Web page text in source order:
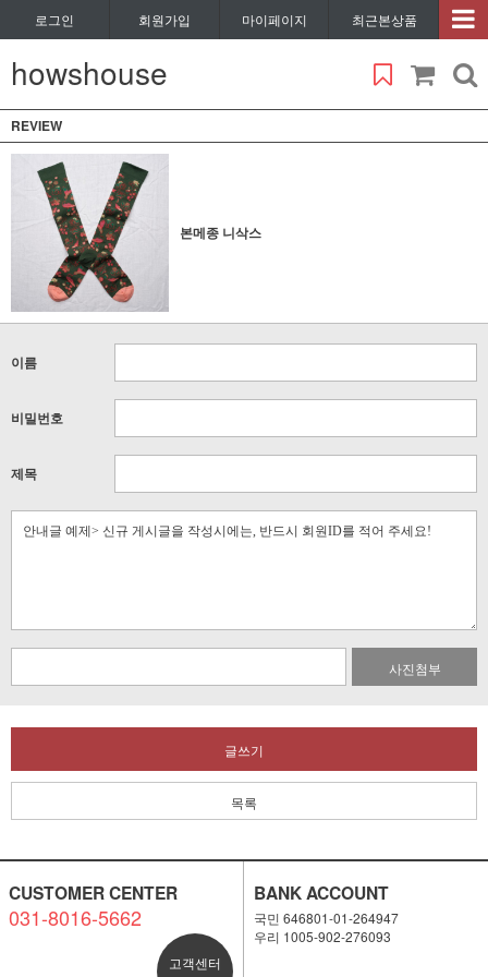
로그인 회원가입 마이페이지 최근본상품
howshouse
REVIEW
본메종 니삭스
이름
비밀번호
제목
사진첨부
글쓰기
목록
CUSTOMER CENTER
031-8016-5662
고객센터
BANK ACCOUNT
국민 646801-01-264947
우리 1005-902-276093